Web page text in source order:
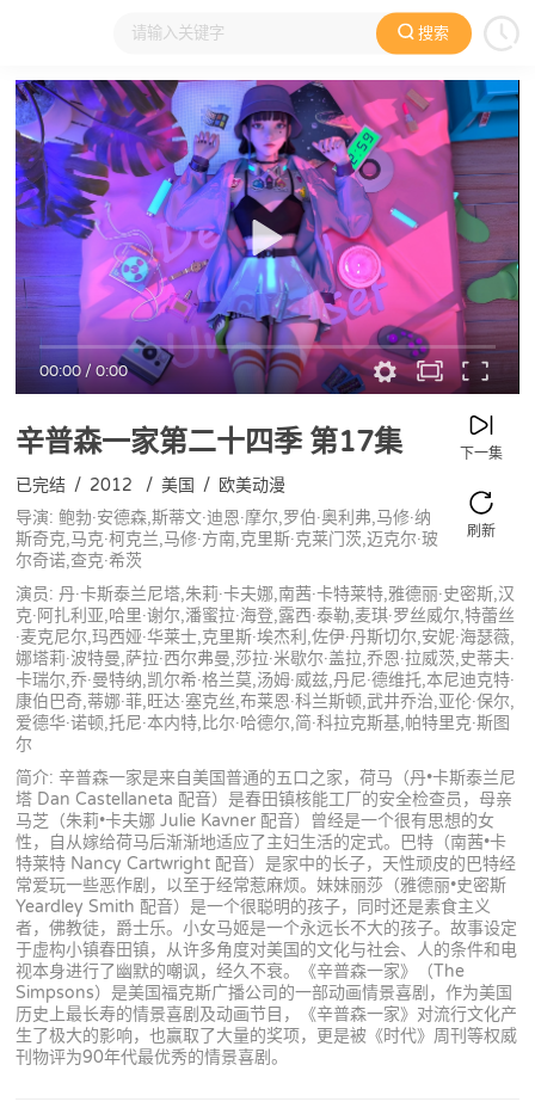
搜索
大家在看 日本动漫 国产动漫 欧美动漫 动漫电影
00:00/0:00
辛普森一家第二十四季第17集 下一集
刷新
已完结 / 2012 / 美国 / 欧美动漫
导演: 鲍勃·安德森,斯蒂文·迪恩·摩尔,罗伯·奥利弗,马修·纳
斯奇克,马克·柯克兰,马修·方南,克里斯·克莱门茨,迈克尔·玻
尔奇诺,查克·希茨
演员: 丹·卡斯泰兰尼塔,朱莉·卡夫娜,南茜·卡特莱特,雅德丽·史密斯,汉
克·阿扎利亚,哈里·谢尔,潘蜜拉·海登,露西·泰勒,麦琪·罗丝威尔,特蕾丝
·麦克尼尔,玛西娅·华莱士,克里斯·埃杰利,佐伊·丹斯切尔,安妮·海瑟薇,
娜塔莉·波特曼,萨拉·西尔弗曼,莎拉·米歇尔·盖拉,乔恩·拉威茨,史蒂夫·
卡瑞尔,乔·曼特纳,凯尔希·格兰莫,汤姆·威兹,丹尼·德维托,本尼迪克特·
康伯巴奇,蒂娜·菲,旺达·塞克丝,布莱恩·科兰斯顿,武井乔治,亚伦·保尔,
爱德华·诺顿,托尼·本内特,比尔·哈德尔,简·科拉克斯基,帕特里克·斯图
尔
简介: 辛普森一家是来自美国普通的五口之家，荷马（丹•卡斯泰兰尼
塔 Dan Castellaneta 配音）是春田镇核能工厂的安全检查员，母亲
马芝（朱莉•卡夫娜 Julie Kavner 配音）曾经是一个很有思想的女
性，自从嫁给荷马后渐渐地适应了主妇生活的定式。巴特（南茜•卡
特莱特 Nancy Cartwright 配音）是家中的长子，天性顽皮的巴特经
常爱玩一些恶作剧，以至于经常惹麻烦。妹妹丽莎（雅德丽•史密斯
Yeardley Smith 配音）是一个很聪明的孩子，同时还是素食主义
者，佛教徒，爵士乐。小女马姬是一个永远长不大的孩子。故事设定
于虚构小镇春田镇，从许多角度对美国的文化与社会、人的条件和电
视本身进行了幽默的嘲讽，经久不衰。《辛普森一家》（The
Simpsons）是美国福克斯广播公司的一部动画情景喜剧，作为美国
历史上最长寿的情景喜剧及动画节目，《辛普森一家》对流行文化产
生了极大的影响，也赢取了大量的奖项，更是被《时代》周刊等权威
刊物评为90年代最优秀的情景喜剧。